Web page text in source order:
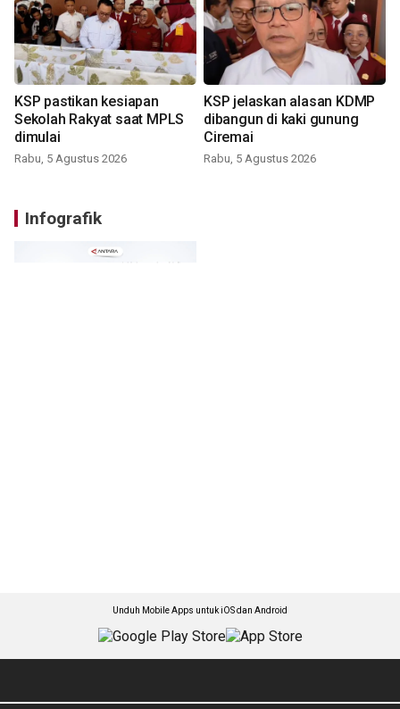
KSP pastikan kesiapan
Sekolah Rakyat saat MPLS
dimulai
Rabu, 5 Agustus 2026
KSP jelaskan alasan KDMP
dibangun di kaki gunung
Ciremai
Rabu, 5 Agustus 2026
Infografik
Unduh Mobile Apps untuk iOS dan Android